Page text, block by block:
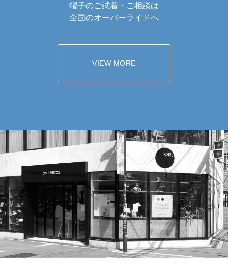
帽子のご試着・ご相談は
全国のオーバーライドへ
VIEW MORE